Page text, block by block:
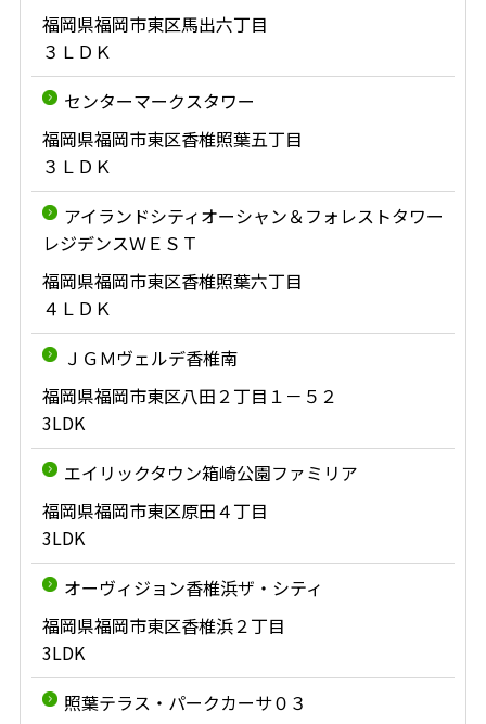
福岡県福岡市東区馬出六丁目
３ＬＤＫ
センターマークスタワー
福岡県福岡市東区香椎照葉五丁目
３ＬＤＫ
アイランドシティオーシャン＆フォレストタワー
レジデンスＷＥＳＴ
福岡県福岡市東区香椎照葉六丁目
４ＬＤＫ
ＪＧＭヴェルデ香椎南
福岡県福岡市東区八田２丁目１－５２
3LDK
エイリックタウン箱崎公園ファミリア
福岡県福岡市東区原田４丁目
3LDK
オーヴィジョン香椎浜ザ・シティ
福岡県福岡市東区香椎浜２丁目
3LDK
照葉テラス・パークカーサ０３